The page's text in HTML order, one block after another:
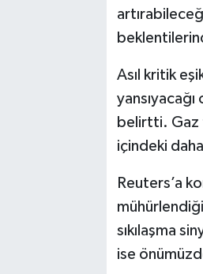
Asıl kritik
yansıyacağı
belirtti. Gaz
içindeki
Reuters’a
sıkılaşma
ise